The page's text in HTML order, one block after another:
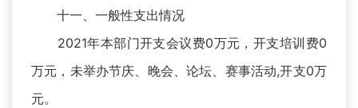
十一、一般性支出情况
2021年本部门开支会议费0万元，开支培训费0
万元，未举办节庆、晚会、论坛、赛事活动,开支0万
元。